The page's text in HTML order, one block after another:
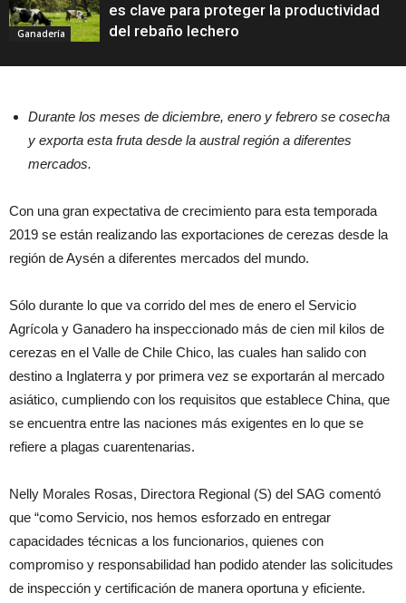
Ganadería
es clave para proteger la productividad
del rebaño lechero
Durante los meses de diciembre, enero y febrero se cosecha
y exporta esta fruta desde la austral región a diferentes
mercados.
Con una gran expectativa de crecimiento para esta temporada
2019 se están realizando las exportaciones de cerezas desde la
región de Aysén a diferentes mercados del mundo.
Sólo durante lo que va corrido del mes de enero el Servicio
Agrícola y Ganadero ha inspeccionado más de cien mil kilos de
cerezas en el Valle de Chile Chico, las cuales han salido con
destino a Inglaterra y por primera vez se exportarán al mercado
asiático, cumpliendo con los requisitos que establece China, que
se encuentra entre las naciones más exigentes en lo que se
refiere a plagas cuarentenarias.
Nelly Morales Rosas, Directora Regional (S) del SAG comentó
que “como Servicio, nos hemos esforzado en entregar
capacidades técnicas a los funcionarios, quienes con
compromiso y responsabilidad han podido atender las solicitudes
de inspección y certificación de manera oportuna y eficiente.